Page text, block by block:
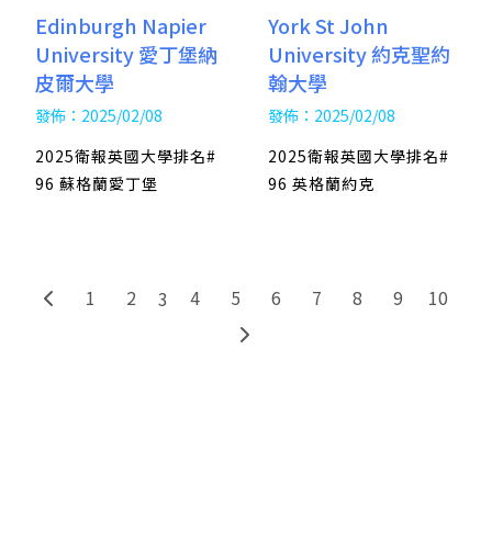
Edinburgh Napier
University 愛丁堡納
皮爾大學
發佈：2025/02/08
2025衛報英國大學排名#
96 蘇格蘭愛丁堡
York St John
University 約克聖約
翰大學
發佈：2025/02/08
2025衛報英國大學排名#
96 英格蘭約克
1 2 3 4 5 6 7 8 9 10